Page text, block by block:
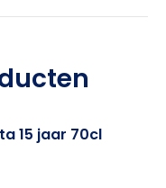
15 jaar 70cl